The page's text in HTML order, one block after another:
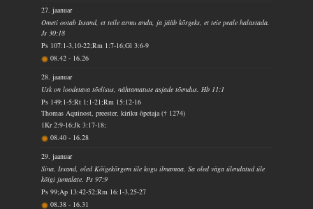
27. jaanuar
Ometi ootab Issand, et teile armu anda, ja jääb kõrgeks, et teie peale halastada.
Js 30:18
Ps 107:1-3,10-22;Rm 1:7-16;Gl 3:6-9
08.42- 16.26
28. jaanuar
Usk on loodetava tõelisus, nähtamatute asjade tõendus. Hb 11:1
Ps 149:1-5;Rt 1:1-21;Rm 15:12-16
Thomas Aquinost, preester, kiriku õpetaja († 1274)
1Kr 2:9-16;Jk 3:17-18;
08.40- 16.28
29. jaanuar
Sina, Issand, oled Kõigekõrgem üle kogu ilmamaa, Sa oled väga ülendatud üle
kõigi jumalate. Ps 97:9
Ps 99;Ap 13:42-52;Rm 16:1-3,25-27
08.38- 16.31